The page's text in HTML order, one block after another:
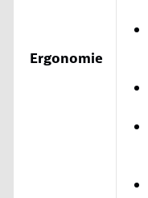
Ergonomie